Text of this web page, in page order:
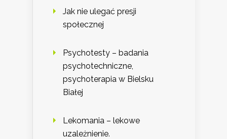
Jak nie ulegać presji
społecznej
Psychotesty – badania
psychotechniczne,
psychoterapia w Bielsku
Białej
Lekomania – lekowe
uzależnienie.